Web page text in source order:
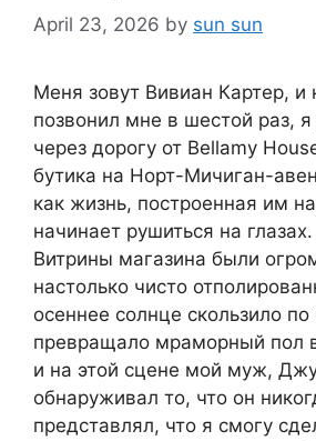
April 23, 2026 by sun sun
Меня зовут Вивиан Картер,
позвонил мне в шестой раз,
через дорогу от Bellamy
бутика на Норт-Мичиган-
как жизнь, построенная им
начинает рушиться на глазах.
Витрины магазина были
настолько чисто
осеннее солнце скользило по
превращало мраморный пол
и на этой сцене мой муж,
обнаруживал то, что он
представлял, что я смогу